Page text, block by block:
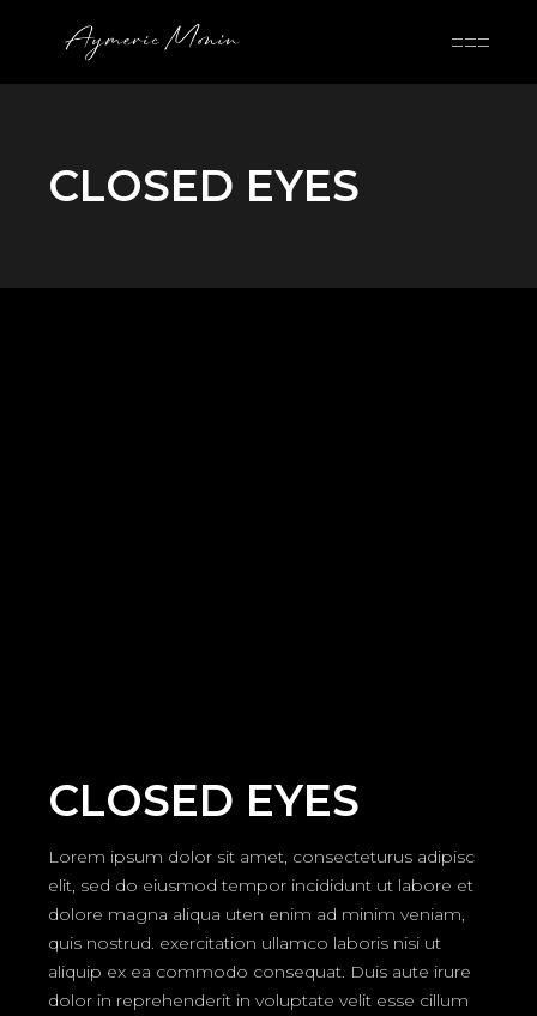
CLOSED EYES
CLOSED EYES
Lorem ipsum dolor sit amet, consecteturus adipisc
elit, sed do eiusmod tempor incididunt ut labore et
dolore magna aliqua uten enim ad minim veniam,
quis nostrud. exercitation ullamco laboris nisi ut
aliquip ex ea commodo consequat. Duis aute irure
dolor in reprehenderit in voluptate velit esse cillum